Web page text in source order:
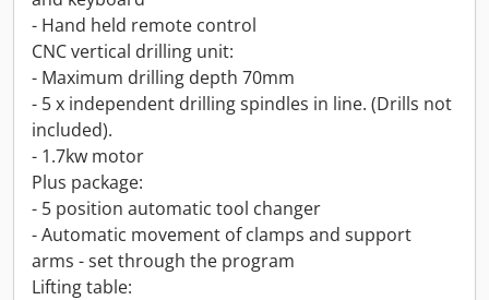
- Hand held remote control
CNC vertical drilling unit:
- Maximum drilling depth 70mm
- 5 x independent drilling spindles in line. (Drills not
included).
- 1.7kw motor
Plus package:
- 5 position automatic tool changer
- Automatic movement of clamps and support
arms - set through the program
Lifting table: